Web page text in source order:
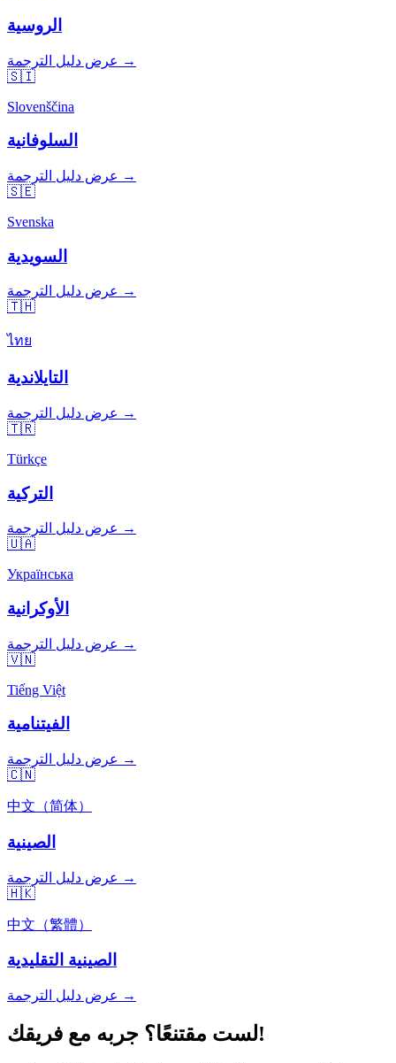
الروسية
عرض دليل الترجمة →
🇸🇮
Slovenščina
السلوفانية
عرض دليل الترجمة →
🇸🇪
Svenska
السويدية
عرض دليل الترجمة →
🇹🇭
ไทย
التايلاندية
عرض دليل الترجمة →
🇹🇷
Türkçe
التركية
عرض دليل الترجمة →
🇺🇦
Українська
الأوكرانية
عرض دليل الترجمة →
🇻🇳
Tiếng Việt
الفيتنامية
عرض دليل الترجمة →
🇨🇳
中文（简体）
الصينية
عرض دليل الترجمة →
🇭🇰
中文（繁體）
الصينية التقليدية
عرض دليل الترجمة →
لست مقتنعًا؟ جربه مع فريقك!